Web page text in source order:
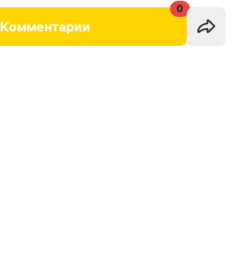
Комментарии
0